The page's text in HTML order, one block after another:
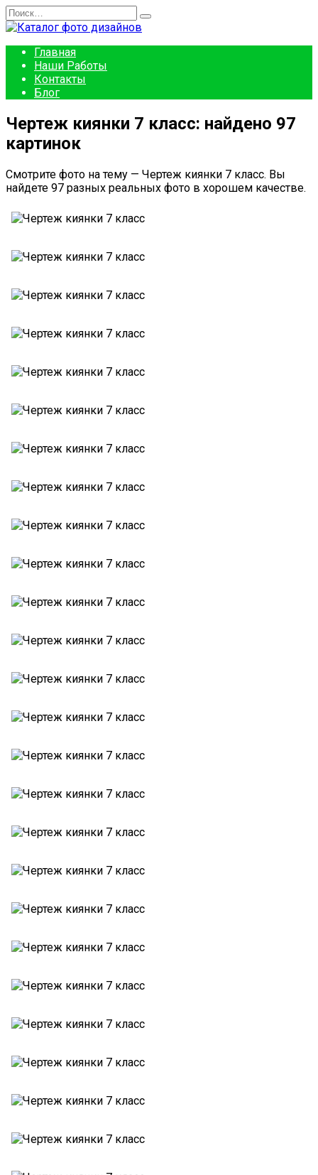
Перейти
к
Search
for:
Главная
Наши Работы
Контакты
Блог
Чертеж киянки 7 класс: найдено 97
картинок
Смотрите фото на тему — Чертеж киянки 7 класс. Вы
найдете 97 разных реальных фото в хорошем качестве.